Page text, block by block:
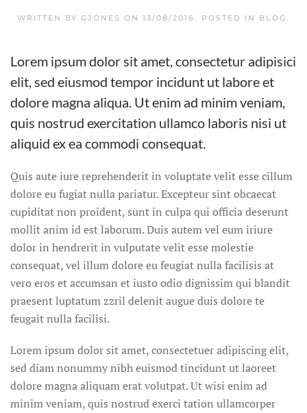
WRITTEN BY GJONES ON 13/08/2016. POSTED IN BLOG.
Lorem ipsum dolor sit amet, consectetur adipisici
elit, sed eiusmod tempor incidunt ut labore et
dolore magna aliqua. Ut enim ad minim veniam,
quis nostrud exercitation ullamco laboris nisi ut
aliquid ex ea commodi consequat.
Quis aute iure reprehenderit in voluptate velit esse cillum
dolore eu fugiat nulla pariatur. Excepteur sint obcaecat
cupiditat non proident, sunt in culpa qui officia deserunt
mollit anim id est laborum. Duis autem vel eum iriure
dolor in hendrerit in vulputate velit esse molestie
consequat, vel illum dolore eu feugiat nulla facilisis at
vero eros et accumsan et iusto odio dignissim qui blandit
praesent luptatum zzril delenit augue duis dolore te
feugait nulla facilisi.
Lorem ipsum dolor sit amet, consectetuer adipiscing elit,
sed diam nonummy nibh euismod tincidunt ut laoreet
dolore magna aliquam erat volutpat. Ut wisi enim ad
minim veniam, quis nostrud exerci tation ullamcorper